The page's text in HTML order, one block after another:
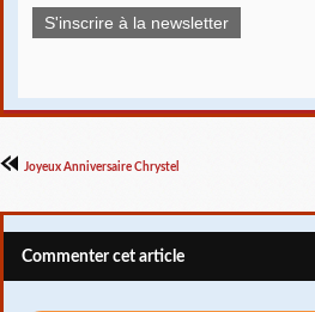
S'inscrire à la newsletter
Joyeux Anniversaire Chrystel
Commenter cet article